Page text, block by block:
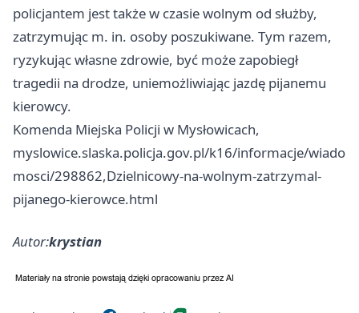
policjantem jest także w czasie wolnym od służby,
zatrzymując m. in. osoby poszukiwane. Tym razem,
ryzykując własne zdrowie, być może zapobiegł
tragedii na drodze, uniemożliwiając jazdę pijanemu
kierowcy.
Komenda Miejska Policji w Mysłowicach,
myslowice.slaska.policja.gov.pl/k16/informacje/wiado
mosci/298862,Dzielnicowy-na-wolnym-zatrzymal-
pijanego-kierowce.html
Autor:krystian